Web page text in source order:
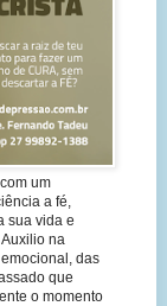
um
a fé,
sua vida e
na
das
que
o momento